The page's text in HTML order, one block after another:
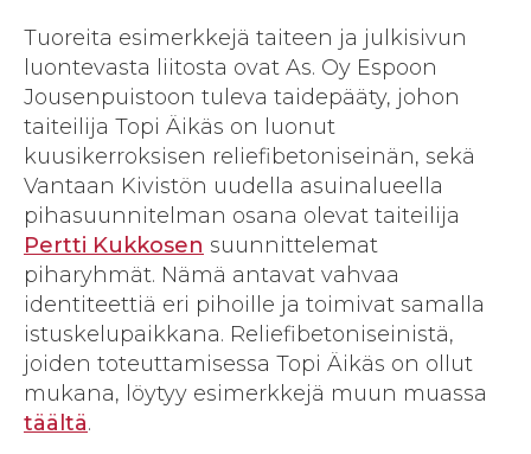
Tuoreita esimerkkejä taiteen ja julkisivun
luontevasta liitosta ovat As. Oy Espoon
Jousenpuistoon tuleva taidepääty, johon
taiteilija Topi Äikäs on luonut
kuusikerroksisen reliefibetoniseinän, sekä
Vantaan Kivistön uudella asuinalueella
pihasuunnitelman osana olevat taiteilija
Pertti Kukkosen suunnittelemat
piharyhmät. Nämä antavat vahvaa
identiteettiä eri pihoille ja toimivat samalla
istuskelupaikkana. Reliefibetoniseinistä,
joiden toteuttamisessa Topi Äikäs on ollut
mukana, löytyy esimerkkejä muun muassa
täältä.